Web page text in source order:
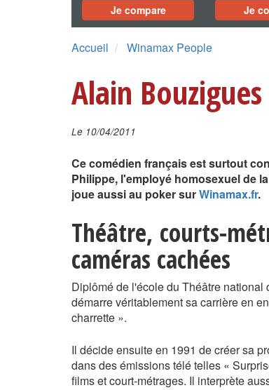
Je compare Je
Accueil Winamax People
Alain Bouzigues
Le 10/04/2011
Ce comédien français est surtout
Philippe, l'employé homosexuel de
joue aussi au poker surWinamax.fr.
Théâtre, courts-
caméras cachées
Diplômé de l'école du Théâtre
démarre véritablement sa carrière en
charrette ».
Il décide ensuite en 1991 de créer sa
dans des émissions télé telles «
films et court-métrages. Il interprète